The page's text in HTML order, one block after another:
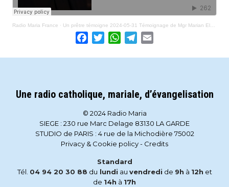
Radio Maria France · Un prêtre témoigne 2024-05-31 Témoignage de Mgr Marian Eleganti
Facebook
TwitterWhatsApp
Telegram
Une radio catholique, mariale, d’évangelisation
© 2024 Radio Maria
SIEGE : 230 rue Marc Delage 83130 LA GARDE
STUDIO de PARIS : 4 rue de la Michodière 75002
Privacy & Cookie policy- Credits
Standard
Tél. 04 94 20 30 88 du lundi au vendredi de 9h à 12h et
de 14h à 17h